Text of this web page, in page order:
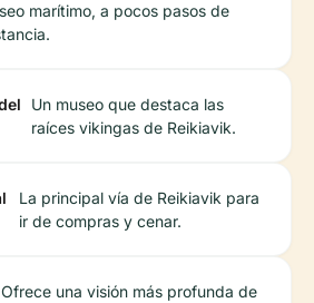
marítimo, a pocos pasos de
Un museo que destaca las
raíces vikingas de Reikiavik.
La principal vía de Reikiavik para
ir de compras y cenar.
Ofrece una visión más profunda de